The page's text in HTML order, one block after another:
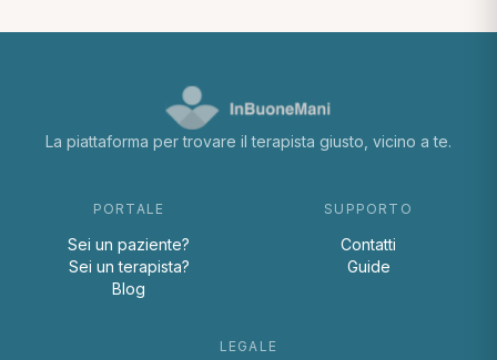
La piattaforma per trovare il terapista giusto, vicino a te.
PORTALE
Sei un paziente?
Sei un terapista?
Blog
SUPPORTO
Contatti
Guide
LEGALE